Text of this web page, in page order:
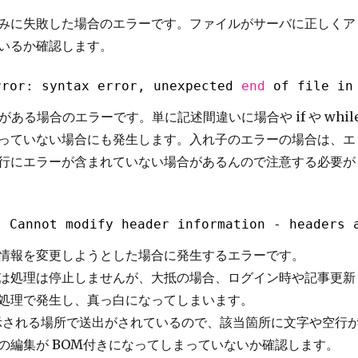
に失敗した場合のエラーです。ファイルがサーバに正しくア
るか確認します。
syntax error, unexpected end of file in /
ある場合のエラーです。単に記述間違いに場合や if や
ていない場合にも発生します。入れ子のエラーの場合は、エ
にエラーが含まれていない場合があるんので注意する必要が
Cannot modify header information -
報を変更しようとした場合に発生するエラーです。
処理は停止しませんが、大抵の場合、ログイン時や記事更新
理で発生し、真っ白になってしまいます。
れる場所で送出がされているので、該当箇所に文字や空行
編集が BOM付きになってしまっていないか確認します。